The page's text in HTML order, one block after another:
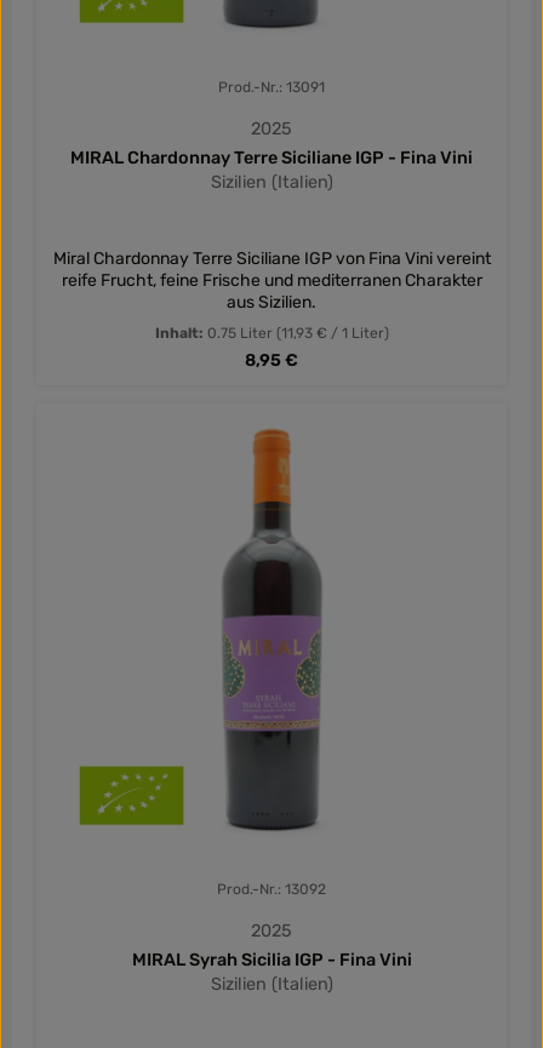
Prod.-Nr.: 13091
2025
MIRAL Chardonnay Terre Siciliane IGP - Fina Vini
Sizilien (Italien)
Miral Chardonnay Terre Siciliane IGP von Fina Vini vereint
reife Frucht, feine Frische und mediterranen Charakter
aus Sizilien.
Inhalt: 0.75 Liter (11,93 € / 1 Liter)
Regulärer Preis:
8,95 €
Prod.-Nr.: 13092
2025
MIRAL Syrah Sicilia IGP - Fina Vini
Sizilien (Italien)